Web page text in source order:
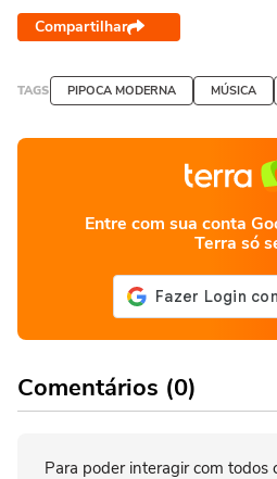
Compartilhar
TAGS PIPOCA MODERNA MÚSICA
Entre com sua conta
Terra só
Comentários (0)
Para poder interagir com todos